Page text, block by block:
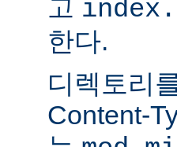
고
한다.
디렉토리
Content-